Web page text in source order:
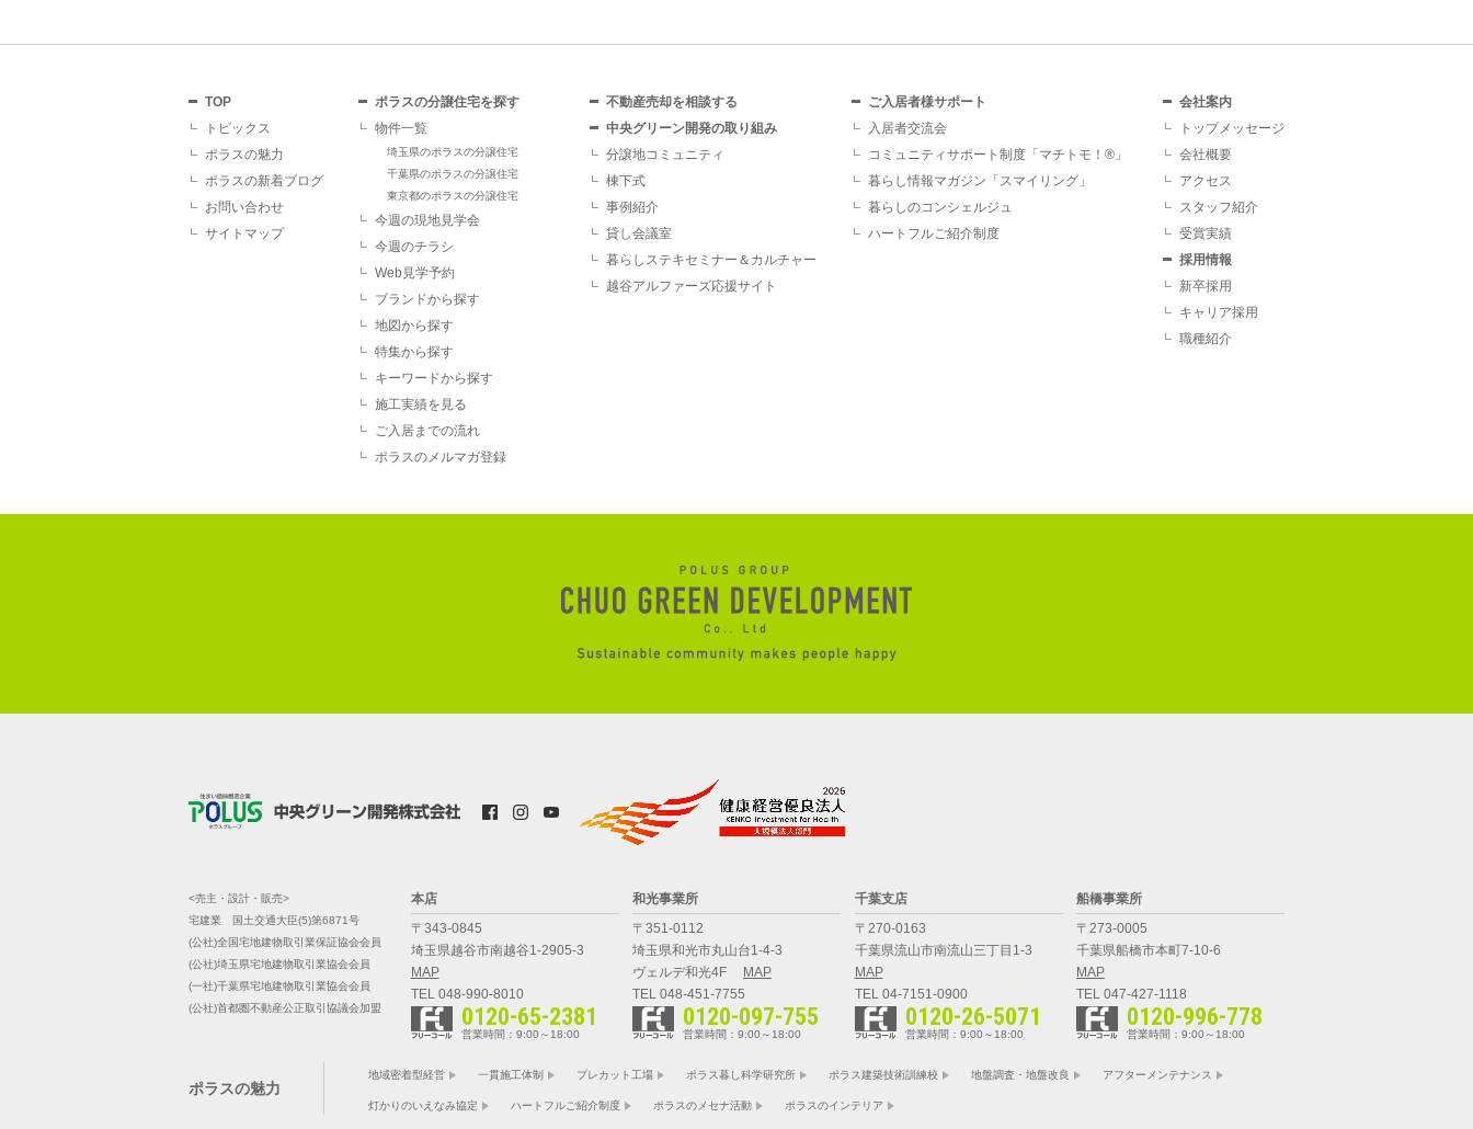
TOP
トピックス
ポラスの魅力
ポラスの新着ブログ
お問い合わせ
サイトマップ
ポラスの分譲住宅を探す
物件一覧
埼玉県のポラスの分譲住宅
千葉県のポラスの分譲住宅
東京都のポラスの分譲住宅
今週の現地見学会
今週のチラシ
Web見学予約
ブランドから探す
地図から探す
特集から探す
キーワードから探す
施工実績を見る
ご入居までの流れ
ポラスのメルマガ登録
不動産売却を相談する
中央グリーン開発の取り組み
分譲地コミュニティ
棟下式
事例紹介
貸し会議室
暮らしステキセミナー＆カルチャー
越谷アルファーズ応援サイト
ご入居者様サポート
入居者交流会
コミュニティサポート制度「マチトモ！®」
暮らし情報マガジン「スマイリング」
暮らしのコンシェルジュ
ハートフルご紹介制度
会社案内
トップメッセージ
会社概要
アクセス
スタッフ紹介
受賞実績
採用情報
新卒採用
キャリア採用
職種紹介
<売主・設計・販売>
宅建業 国土交通大臣(5)第6871号
(公社)全国宅地建物取引業保証協会会員
(公社)埼玉県宅地建物取引業協会会員
(一社)千葉県宅地建物取引業協会会員
(公社)首都圏不動産公正取引協議会加盟
本店
〒343-0845
埼玉県越谷市南越谷1-2905-3
MAP
TEL 048-990-8010
0120-65-2381
営業時間：9:00～18:00
和光事業所
〒351-0112
埼玉県和光市丸山台1-4-3
ヴェルデ和光4F
MAP
TEL 048-451-7755
0120-097-755
営業時間：9:00～18:00
千葉支店
〒270-0163
千葉県流山市南流山三丁目1-3
MAP
TEL 04-7151-0900
0120-26-5071
営業時間：9:00～18:00
船橋事業所
〒273-0005
千葉県船橋市本町7-10-6
MAP
TEL 047-427-1118
0120-996-778
営業時間：9:00～18:00
ポラスの魅力
地域密着型経営 一貫施工体制 プレカット工場 ポラス暮し科学研究所 ポラス建築技術訓練校 地盤調査・地盤改良 アフターメンテナンス
灯かりのいえなみ協定 ハートフルご紹介制度 ポラスのメセナ活動 ポラスのインテリア